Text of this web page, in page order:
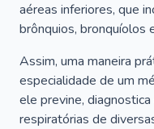
aéreas inferiores, que
brônquios, bronquíolos
Assim, uma maneira
especialidade de um
ele previne,
respiratórias de